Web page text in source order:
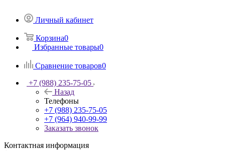
Личный кабинет
Корзина0
Избранные товары0
Сравнение товаров0
+7 (988) 235-75-05
Назад
Телефоны
+7 (988) 235-75-05
+7 (964) 940-99-99
Заказать звонок
Контактная информация